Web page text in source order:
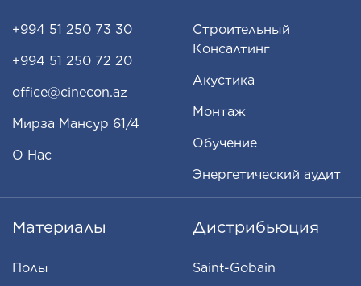
+994 51 250 73 30
+994 51 250 72 20
office@cinecon.az
Мирза Мансур 61/4
О Нас
Строительный
Консалтинг
Акустика
Монтаж
Обучение
Энергетический аудит
Материалы
Полы
Дистрибьюция
Saint-Gobain